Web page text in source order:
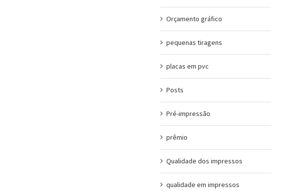
Orçamento gráfico
pequenas tiragens
placas em pvc
Posts
Pré-impressão
prêmio
Qualidade dos impressos
qualidade em impressos